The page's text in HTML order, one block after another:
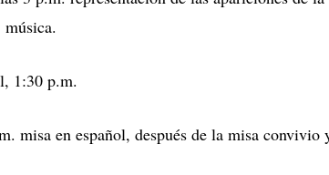
1:30 p.m.
misa en español, después de la misa convivio